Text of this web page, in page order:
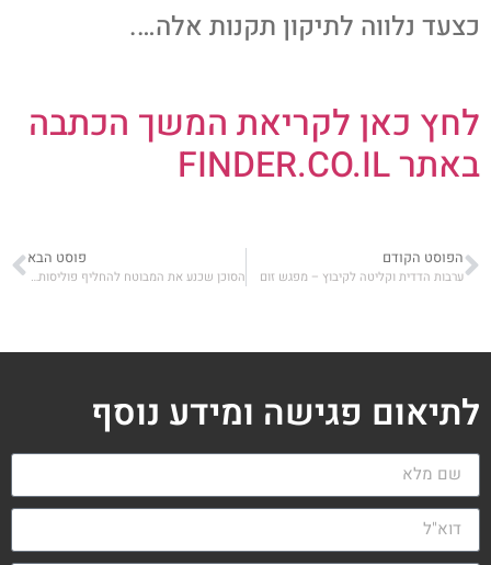
כצעד נלווה לתיקון תקנות אלה….
לחץ כאן לקריאת המשך הכתבה
באתר FINDER.CO.IL
הפוסט הקודם
ערבות הדדית וקליטה לקיבוץ – מפגש זום
פוסט הבא
הסוכן שכנע את המבוטח להחליף פוליסות וגזר עוני על אלמנתו
לתיאום פגישה ומידע נוסף